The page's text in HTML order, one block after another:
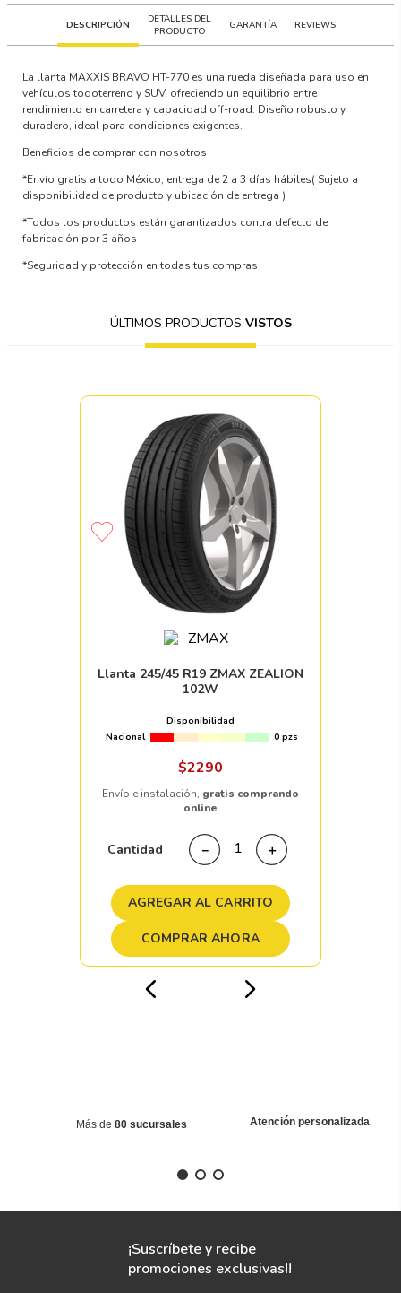
DESCRIPCIÓN
DETALLES DEL
PRODUCTO
GARANTÍA REVIEWS
La llanta MAXXIS BRAVO HT-770 es una rueda diseñada para uso en
vehículos todoterreno y SUV, ofreciendo un equilibrio entre
rendimiento en carretera y capacidad off-road. Diseño robusto y
duradero, ideal para condiciones exigentes.
Beneficios de comprar con nosotros
*Envío gratis a todo México, entrega de 2 a 3 días hábiles( Sujeto a
disponibilidad de producto y ubicación de entrega )
*Todos los productos están garantizados contra defecto de
fabricación por 3 años
*Seguridad y protección en todas tus compras
ÚLTIMOS PRODUCTOS VISTOS
Llanta 245/45 R19 ZMAX ZEALION
102W
Disponibilidad
Nacional
0 pzs
$2290
Envío e instalación, gratis comprando
online
Cantidad ＋
－
AGREGAR AL CARRITO
COMPRAR AHORA
Más de 80 sucursales Atención personalizada
¡Suscríbete y recibe
promociones exclusivas!!